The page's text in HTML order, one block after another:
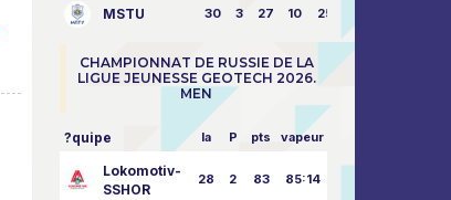
MSTU 30 3 27 10 25:87
CHAMPIONNAT DE RUSSIE DE LA
LIGUE JEUNESSE GEOTECH 2026.
MEN
?quipe la P pts vapeur
Lokomotiv-
SSHOR
28 2 83 85:14